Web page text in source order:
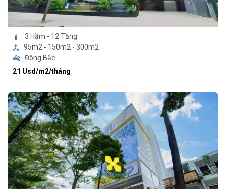
3 Hầm - 12 Tầng
95m2 - 150m2 - 300m2
Đông Bắc
21 Usd/m2/tháng